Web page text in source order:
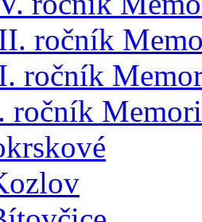
ročník
ročník
ročník